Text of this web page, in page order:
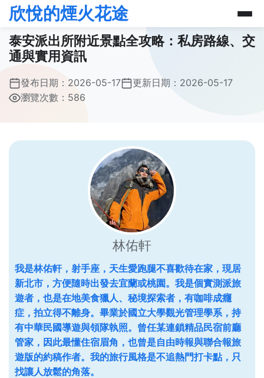
欣悅的煙火花途
泰安派出所附近景點全攻略：私房路線、交
通與實用資訊
發布日期： 2026-05-17 更新日期： 2026-05-17
瀏覽次數：586
林佑軒
我是林佑軒，射手座，天生愛跑腿不喜歡待在家，現居
新北市，方便隨時出發去宜蘭或桃園。我是個實測派旅
遊者，也是在地美食獵人、秘境探索者，有咖啡成癮
症，拍立得不離身。畢業於國立大學觀光管理學系，持
有中華民國導遊與領隊執照。曾任某連鎖精品民宿前廳
管家，因此最懂住宿眉角，也曾是自由時報與聯合報旅
遊版的約稿作者。我的旅行風格是不追熱門打卡點，只
找讓人放鬆的角落。